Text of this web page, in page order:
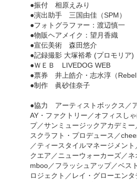
●振付 相原えみり
●演出助手 三国由佳（SPM）
●フォトグラファー：渡辺慎一
●物販ヘアメイク：望月香織
●宣伝美術 森田悠介
●記録撮影 大塚裕希 (プロモリア)
●ＷＥＢ LIVEDOG WEB
●票券 井上皓介・志水淳（Rebel
●制作 眞砂佳奈子
●協力 アーティストボックス／
AY・ファクトリー／オフィスし
プ／サンミュージックアカデミ
スクラフト・プロデュース／
／ティースタイルマネージメン
クエア／ニューウォーカーズ／
mboo／フラッシュアップ／ベス
ロジェクト／レイ・グローエン